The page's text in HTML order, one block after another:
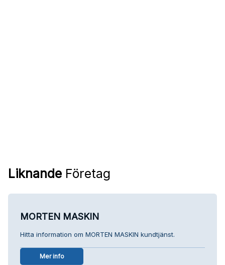
Liknande Företag
MORTEN MASKIN
Hitta information om MORTEN MASKIN kundtjänst.
Mer info